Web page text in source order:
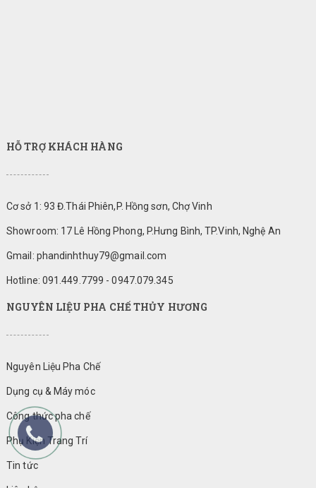
HỖ TRỢ KHÁCH HÀNG
Cơ sở 1: 93 Đ.Thái Phiên,P. Hồng sơn, Chợ Vinh
Showroom: 17 Lê Hồng Phong, P.Hưng Bình, TP.Vinh, Nghệ An
Gmail: phandinhthuy79@gmail.com
Hotline: 091.449.7799 - 0947.079.345
NGUYÊN LIỆU PHA CHẾ THỦY HƯƠNG
Nguyên Liệu Pha Chế
Dụng cụ & Máy móc
Công thức pha chế
Phụ Kiện Trang Trí
Tin tức